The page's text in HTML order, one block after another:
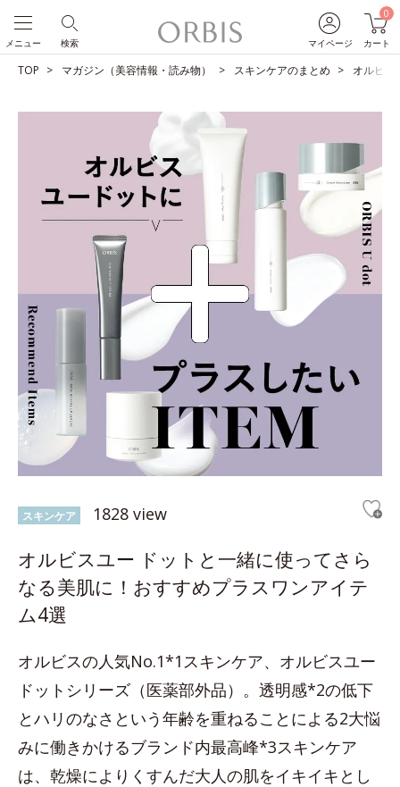
マイページ
0
カート
検索
メニュー
TOP マガジン（美容情報・読み物） スキンケアのまとめ オルビス
スキンケア 1828 view
オルビスユー ドットと一緒に使ってさら
なる美肌に！おすすめプラスワンアイテ
ム4選
オルビスの人気No.1*1スキンケア、オルビスユー
ドットシリーズ（医薬部外品）。透明感*2の低下
とハリのなさという年齢を重ねることによる2大悩
みに働きかけるブランド内最高峰*3スキンケア
は、乾燥によりくすんだ大人の肌をイキイキとし